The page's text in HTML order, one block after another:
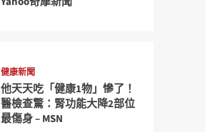
健康新聞
他天天吃「健康1物」慘了！
醫檢查驚：腎功能大降2部位
最傷身 – MSN